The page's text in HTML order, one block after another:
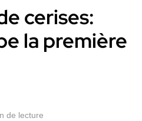
cerises:
la première
de lecture